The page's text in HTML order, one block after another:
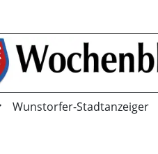
Wunstorfer-Stadtanzeiger